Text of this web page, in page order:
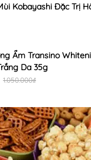
Kobayashi Đặc Trị
Ẩm Transino
Da 35g
1.050.000₫